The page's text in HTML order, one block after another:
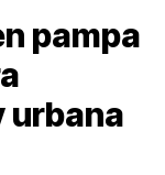
pampa
urbana